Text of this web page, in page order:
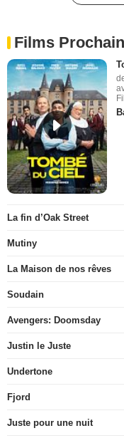
Films
La fin d’Oak Street
Mutiny
La Maison de nos rêves
Soudain
Avengers: Doomsday
Justin le Juste
Undertone
Fjord
Juste pour une nuit